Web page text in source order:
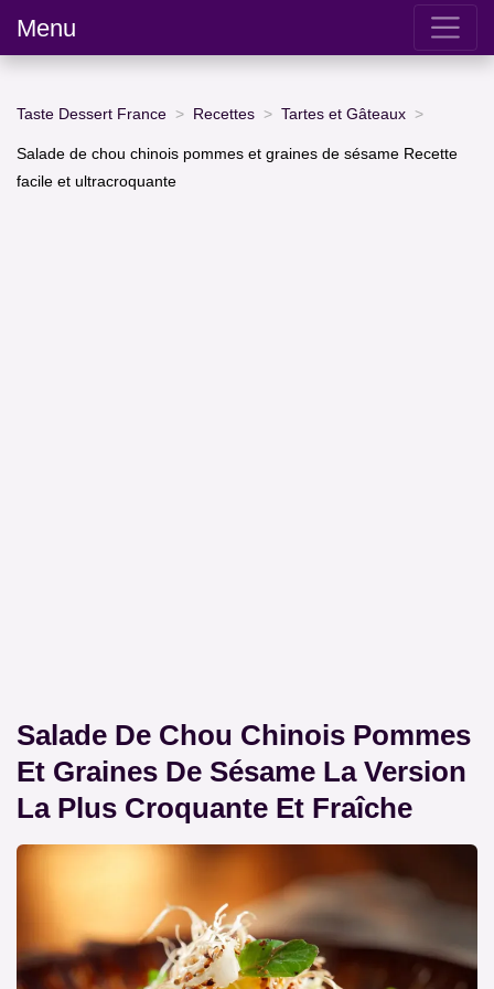
Menu
Taste Dessert France Recettes Tartes et Gâteaux
Salade de chou chinois pommes et graines de sésame Recette
facile et ultracroquante
Salade De Chou Chinois Pommes
Et Graines De Sésame La Version
La Plus Croquante Et Fraîche